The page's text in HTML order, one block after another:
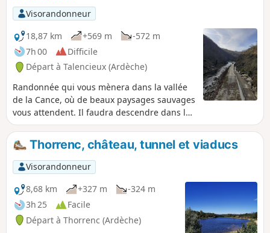
Visorandonneur
18,87 km
+569 m
-572 m
7h 00
Difficile
Départ à Talencieux (Ardèche)
Randonnée qui vous mènera dans la vallée
de la Cance, où de beaux paysages sauvages
vous attendent. Il faudra descendre dans la
vallée de la Cance, les combes druisseau de
la Goueille, de la Manoha et du ruisseau de
Pralong. Et bien entendu, il faudra remonter,
ce qui rend cette randonnée variée et en
même temps sportive. Vous ferez un peu
d'histoire en passant près des ruines du
château d'Oriol. (Lire, dans les infos
pratiques, l'avertissement relatif à un
éboulement sur ce parcours.)
Thorrenc, château, tunnel et viaducs
Visorandonneur
8,68 km
+327 m
-324 m
3h 25
Facile
Départ à Thorrenc (Ardèche)